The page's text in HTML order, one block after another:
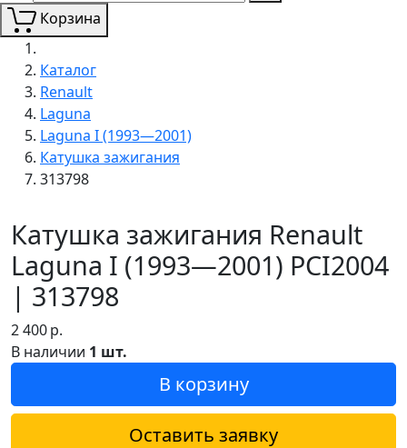
Корзина
Каталог
Renault
Laguna
Laguna I (1993—2001)
Катушка зажигания
313798
Катушка зажигания Renault
Laguna I (1993—2001) PCI2004
| 313798
2 400р.
В наличии 1 шт.
В корзину
Оставить заявку